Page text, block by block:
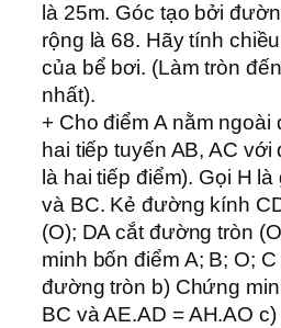
là 25m. Góc tạo bởi
rộng là 68. Hãy tính
của bể bơi. (Làm tròn
nhất).
+ Cho điểm A nằm ngoài
hai tiếp tuyến AB, AC
là hai tiếp điểm). Gọi H
và BC. Kẻ đường kính
(O); DA cắt đường tròn
minh bốn điểm A; B; O;
đường tròn b) Chứng
BC và AE.AD = AH.AO